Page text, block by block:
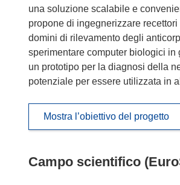
una soluzione scalabile e
propone di ingegnerizzare
domini di rilevamento degli
sperimentare computer biologici
un prototipo per la diagnosi della
potenziale per essere utilizzata in
Mostra l’obiettivo del progetto
Campo scientifico